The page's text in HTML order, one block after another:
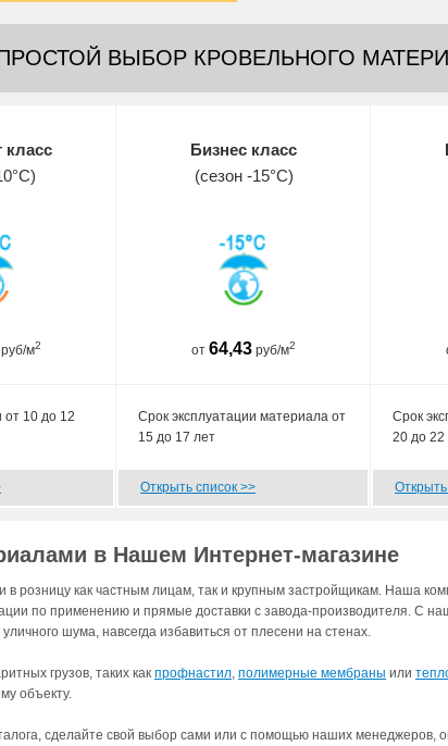
ВЫБОР КРОВЕЛЬНОГО
класс
руб/м2
от 10 до 12
Бизнес класс
(сезон -15°С)
от 64,43 руб/м2
Срок эксплуатации материала от
15 до 17 лет
Открыть список >>
Срок
20 до 22
в Нашем Интернет-магазине
в розницу как частным лицам, так и крупным застройщикам. Наша
по применению и прямые доставки с завода-производителя. С
шума, навсегда избавиться от плесени на стенах.
грузов, таких как профнастил, полимерные мембраны или
объекту.
сделайте свой выбор сами или с помощью наших менеджеров,